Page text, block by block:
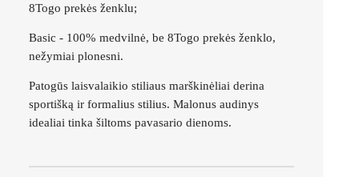
8Togo prekės ženklu;
Basic - 100% medvilnė, be 8Togo prekės ženklo,
nežymiai plonesni.
Patogūs laisvalaikio stiliaus marškinėliai derina
sportišką ir formalius stilius. Malonus audinys
idealiai tinka šiltoms pavasario dienoms.